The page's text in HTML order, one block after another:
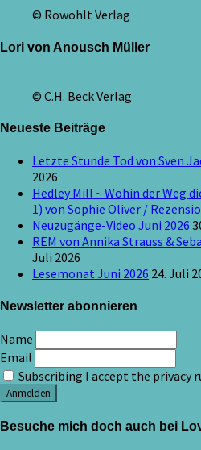
© Rowohlt Verlag
Lori von Anousch Müller
© C.H. Beck Verlag
Neueste Beiträge
Letzte Stunde Tod von Sven
2026
Hedley Mill ~ Wohin der Weg
1) von Sophie Oliver /
Neuzugänge-Video Juni 2026
REM von Annika Strauss &
Juli 2026
Lesemonat Juni 2026 24. Juli
Newsletter abonnieren
Name
Email
Subscribing I accept the privacy
Besuche mich doch auch bei